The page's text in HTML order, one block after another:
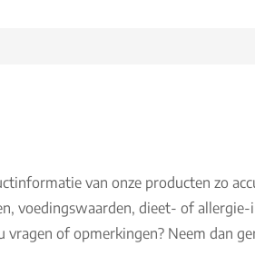
van onze producten zo
voedingswaarden, dieet- of
of opmerkingen? Neem dan